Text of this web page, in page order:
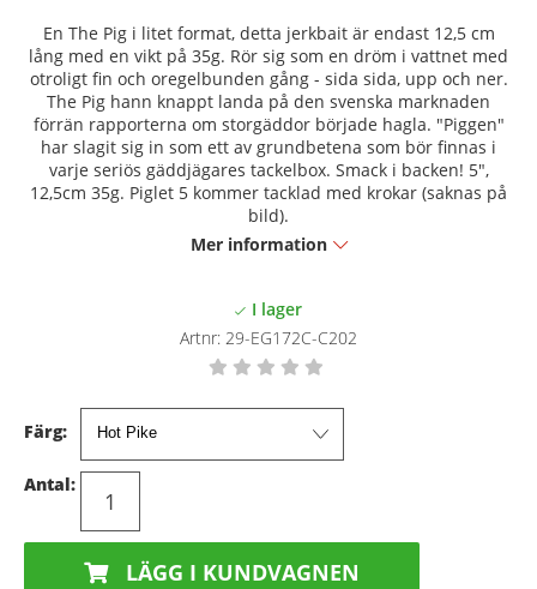
En The Pig i litet format, detta jerkbait är endast 12,5 cm
lång med en vikt på 35g. Rör sig som en dröm i vattnet med
otroligt fin och oregelbunden gång - sida sida, upp och ner.
The Pig hann knappt landa på den svenska marknaden
förrän rapporterna om storgäddor började hagla. "Piggen"
har slagit sig in som ett av grundbetena som bör finnas i
varje seriös gäddjägares tackelbox. Smack i backen! 5",
12,5cm 35g. Piglet 5 kommer tacklad med krokar (saknas på
bild).
Mer information
Artnr: 29-EG172C-C202
Färg:
Antal:
LÄGG I KUNDVAGNEN